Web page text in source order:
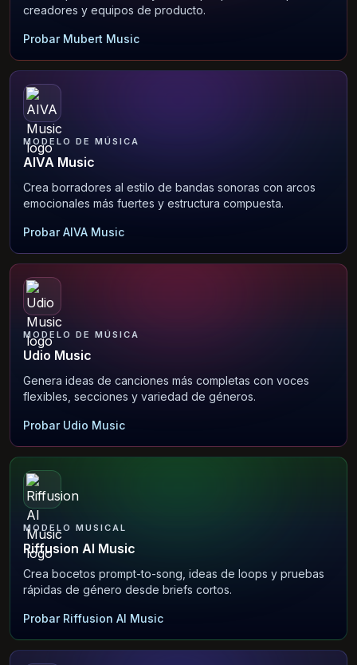
creadores y equipos de producto.
Probar Mubert Music
MODELO DE MÚSICA
AIVA Music
Crea borradores al estilo de bandas sonoras con arcos
emocionales más fuertes y estructura compuesta.
Probar AIVA Music
MODELO DE MÚSICA
Udio Music
Genera ideas de canciones más completas con voces
flexibles, secciones y variedad de géneros.
Probar Udio Music
MODELO MUSICAL
Riffusion AI Music
Crea bocetos prompt-to-song, ideas de loops y pruebas
rápidas de género desde briefs cortos.
Probar Riffusion AI Music